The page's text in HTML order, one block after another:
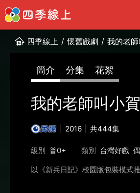
四季線上 / 懷舊戲劇 / 我的老
簡介 分集 花絮
我的老師叫小賀
2016 共444集
級別 普0+ 類別 台灣好戲
以《新兵日記》校園版包裝模式